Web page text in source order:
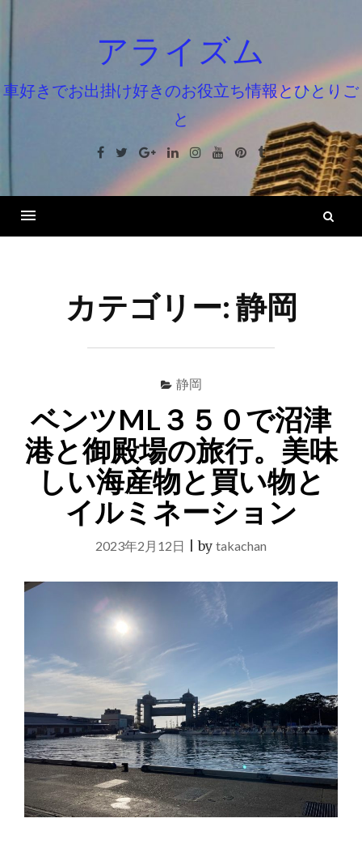
ン
ツ
ッ
アライズム
車好きでお出掛け好きのお役立ち情報とひとりご
と
Facebook
TwitterGoogle+LinkedinInstagramYoutube
Pinterest
Tumblr
カテゴリー:静岡
静岡
ベンツML３５０で沼津
港と御殿場の旅行。美味
しい海産物と買い物と
イルミネーション
2023年2月12日 |by takachan